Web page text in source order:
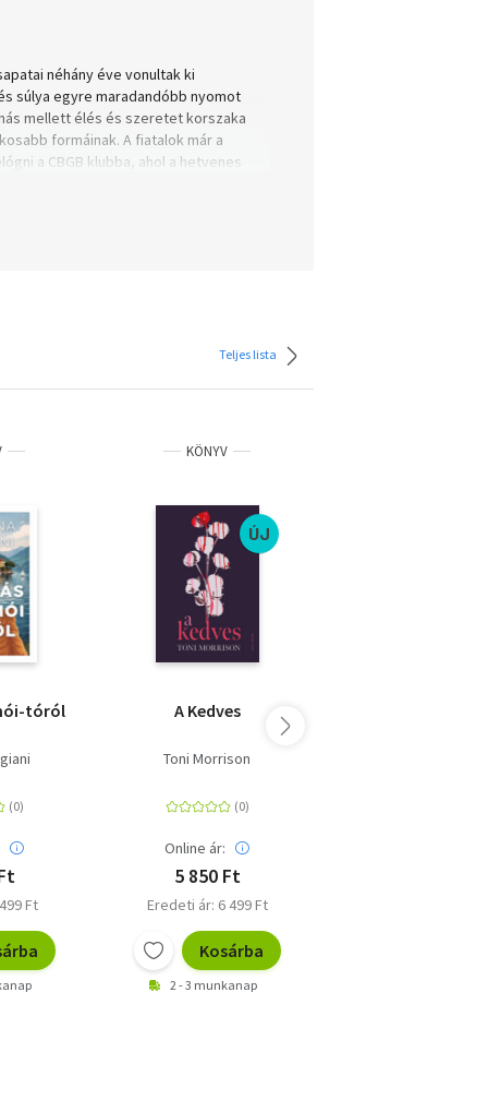
néhány éve vonultak ki
súlya egyre maradandóbb nyomot
mellett élés és szeretet korszaka
formáinak. A fiatalok már a
a CBGB klubba, ahol a hetvenes
Teljes lista
tóról
Ft
KÖNYV
ÚJ
A Kedves
Toni Morrison
Online ár:
5 850 Ft
Eredeti ár: 6 499 Ft
Kosárba
2 - 3 munkanap